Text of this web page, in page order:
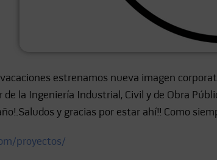
estrenamos nueva imagen
la Ingeniería Industrial, Civil y de Obra
y gracias por estar ahí!! Como
proyectos/